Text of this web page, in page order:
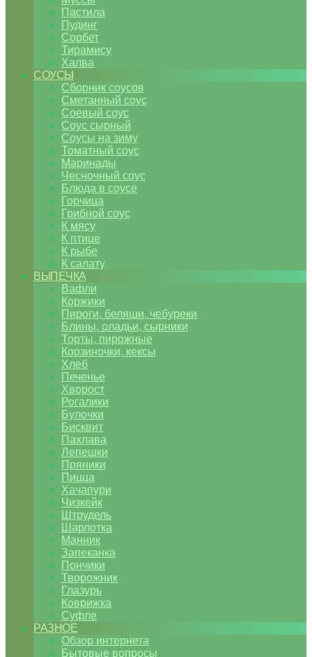
Пастила
Пудинг
Сорбет
Тирамису
Халва
СОУСЫ
Сборник соусов
Сметанный соус
Соевый соус
Соус сырный
Соусы на зиму
Томатный соус
Маринады
Чесночный соус
Блюда в соусе
Горчица
Грибной соус
К мясу
К птице
К рыбе
К салату
ВЫПЕЧКА
Вафли
Коржики
Пироги, беляши, чебуреки
Блины, оладьи, сырники
Торты, пирожные
Корзиночки, кексы
Хлеб
Печенье
Хворост
Рогалики
Булочки
Бисквит
Пахлава
Лепешки
Пряники
Пицца
Хачапури
Чизкейк
Штрудель
Шарлотка
Манник
Запеканка
Пончики
Творожник
Глазурь
Коврижка
Суфле
РАЗНОЕ
Обзор интернета
Бытовые вопросы